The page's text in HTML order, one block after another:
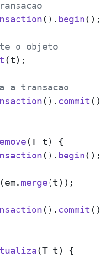
(). begin();
o objeto
(t);
a transacao
(). commit
(T t ) {
(). begin();
(em. merge(t));
(). commit
(T t ) {